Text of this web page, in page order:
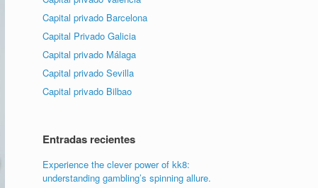
Capital privado Barcelona
Capital Privado Galicia
Capital privado Málaga
Capital privado Sevilla
Capital privado Bilbao
Entradas recientes
Experience the clever power of kk8:
understanding gambling’s spinning allure.